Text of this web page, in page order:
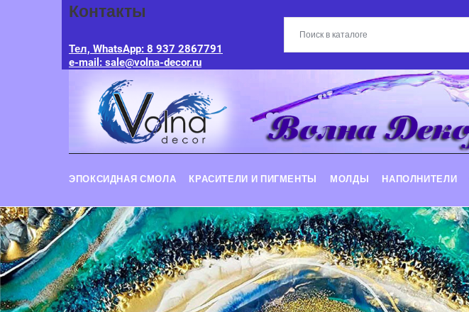
Контакты
Тел, WhatsApp: 8 937 2867791
e-mail: sale@volna-decor.ru
ЭПОКСИДНАЯ СМОЛА КРАСИТЕЛИ И ПИГМЕНТЫ МОЛДЫ НАПОЛНИТЕЛИ